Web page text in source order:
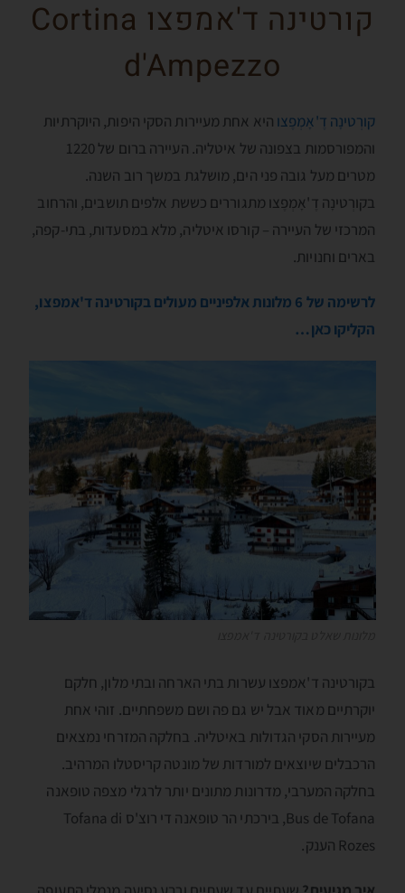
קורטינה ד'אמפצו Cortina
d'Ampezzo
קורְטינָה דֶ'אָמְפֶצו היא אחת מעיירות הסקי היפות, היוקרתיות
והמפורסמות בצפונה של איטליה. העיירה ברום של 1220
מטרים מעל גובה פני הים, מושלגת במשך רוב השנה.
בקורְטינָה דֶ'אָמְפֶצו מתגוררים כששת אלפים תושבים, והרחוב
המרכזי של העיירה – קורסו איטליה, מלא במסעדות, בתי-קפה,
בארים וחנויות.
לרשימה של 6 מלונות אלפיניים מעולים בקורטינה ד'אמפצו,
הקליקו כאן…
בקורטינה ד'אמפצו עשרות בתי הארחה ובתי מלון, חלקם
יוקרתיים מאוד אבל יש גם פה ושם משפחתיים. זוהי אחת
מעיירות הסקי הגדולות באיטליה. בחלקה המזרחי נמצאים
הרכבלים שיוצאים למורדות של מונטה קריסטלו המרהיב.
בחלקה המערבי, מדרונות מתונים יותר לרגלי מצפה טופאנה
Bus de Tofana, בירכתי הר טופאנה די רוצ'ס Tofana di
Rozes הענק.